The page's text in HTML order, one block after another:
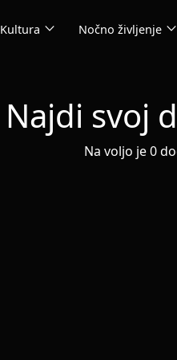
Kultura expand_more Nočno življenje expand_more
Najdi svoj
Na voljo je 0